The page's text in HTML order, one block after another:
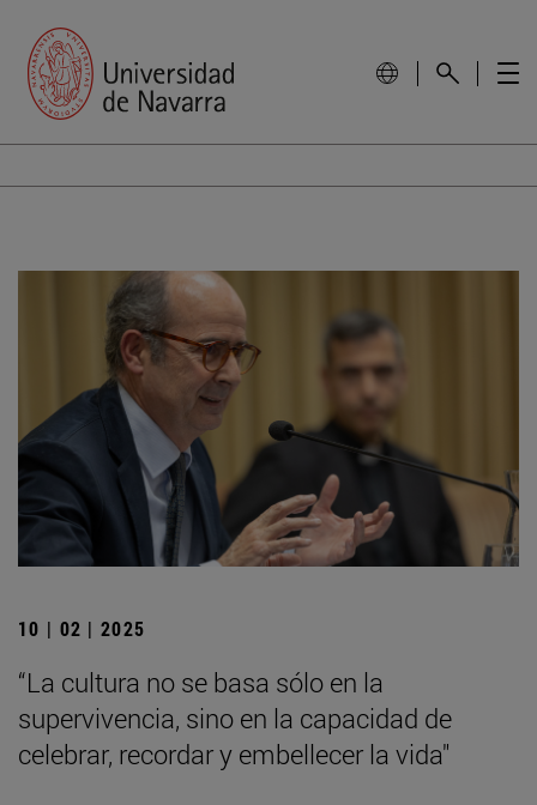
10 | 02 | 2025
“La cultura no se basa sólo en la
supervivencia, sino en la capacidad de
celebrar, recordar y embellecer la vida"